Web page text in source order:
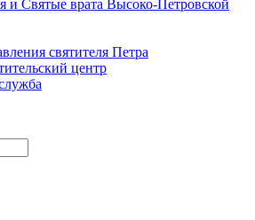
и Святые врата Высоко-Петровской
святителя Петра
центр